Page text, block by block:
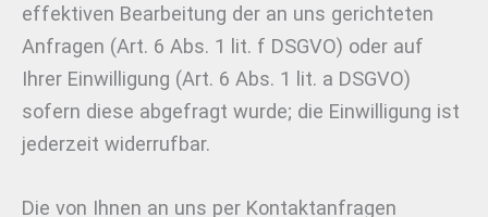
effektiven Bearbeitung der an uns gerichteten
Anfragen (Art. 6 Abs. 1 lit. f DSGVO) oder auf
Ihrer Einwilligung (Art. 6 Abs. 1 lit. a DSGVO)
sofern diese abgefragt wurde; die Einwilligung ist
jederzeit widerrufbar.
Die von Ihnen an uns per Kontaktanfragen